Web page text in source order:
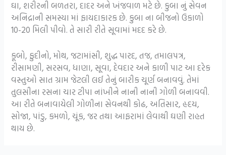
ઘા, શરીરની બળતરા, દાદર અને ખંજવાળ મટે છે. કુબા નું સેવન
અનિદ્રાની સમસ્યા માં ફાયદાકારક છે. કુબા ના બીજનો ઉકાળો
10-20 મિલી પીવો. તે સારી રીતે સૂવામાં મદદ કરે છે.
કૂબો, ફુદીનો, મોથ, જટામાંસી, શુદ્ધ પારદ, તજ, તમાલપત્ર,
રીસામણી, સરસવ, ધાણા, સૂવા, દેવદાર અને કાળી પાટ આ દરેક
વસ્તુઓ સાત ગ્રામ જેટલી લઈ તેનું બારીક ચૂર્ણ બનાવવું. તેમાં
તુલસીના રસના ચાર ટીપા નાંખીને નાની નાની ગોળી બનાવવી.
આ રીતે બનાવાયેલી ગોળીના સેવનથી કોઢ, અતિસાર, હૃદય,
સોજા, પાંડુ, કમળો, ચૂંક, જર તથા આફરામાં લેવાથી ઘણી રાહત
થાય છે.